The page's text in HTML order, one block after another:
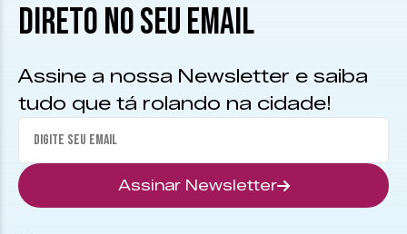
DIRETO NO SEU EMAIL
Assine a nossa Newsletter e saiba
tudo que tá rolando na cidade!
Assinar Newsletter